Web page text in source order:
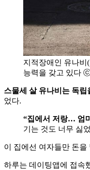
지적장애인 유나비
능력을 갖고 있다
스물세 살 유나비는 독립
었다.
“집에서 저랑… 엄
기는 것도 너무 싫
이 집에선 여자들만 돈
하루는 데이팅앱에 접속